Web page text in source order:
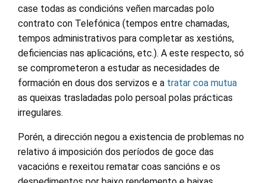
case todas as condicións veñen marcadas polo
contrato con Telefónica (tempos entre chamadas,
tempos administrativos para completar as xestións,
deficiencias nas aplicacións, etc.). A este respecto, só
se comprometeron a estudar as necesidades de
formación en dous dos servizos e a tratar coa mutua
as queixas trasladadas polo persoal polas prácticas
irregulares.
Porén, a dirección negou a existencia de problemas no
relativo á imposición dos períodos de goce das
vacacións e rexeitou rematar coas sancións e os